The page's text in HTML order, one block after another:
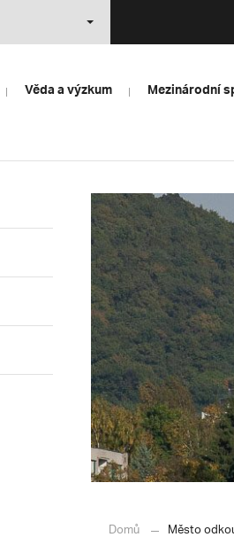
Věda a výzkum Mezinárodní
Domů Město